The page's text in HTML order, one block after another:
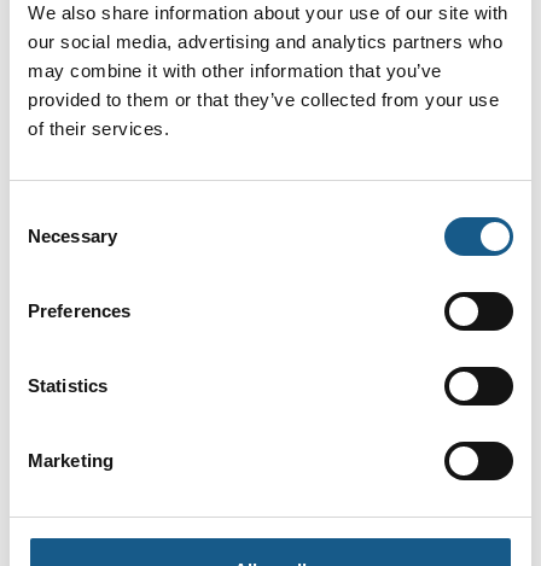
We also share information about your use of our site with
our social media, advertising and analytics partners who
may combine it with other information that you’ve
provided to them or that they’ve collected from your use
of their services.
Selection
Necessary
Preferences
Statistics
Marketing
Hegn